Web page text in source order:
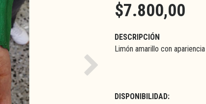
Next
$7.800,00
DESCRIPCIÓN
Limón amarillo con
DISPONIBILIDAD: